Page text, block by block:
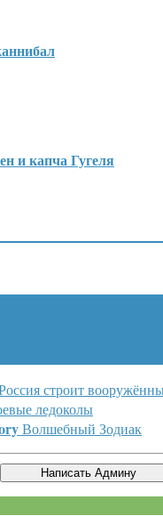
и капча Гугеля
строит
ледоколы
Волшебный Зодиак